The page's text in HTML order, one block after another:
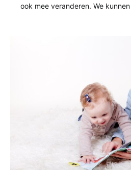
ook mee veranderen. We